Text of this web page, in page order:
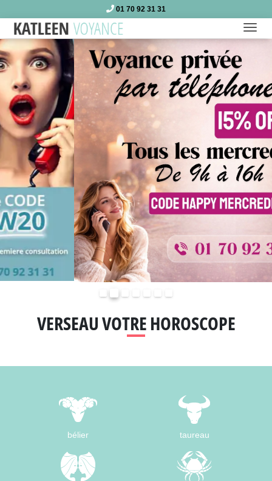
01 70 92 31 31
VERSEAU VOTRE HOROSCOPE
bélier taureau